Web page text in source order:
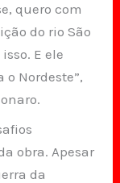
quero com
do rio São
E ele
Nordeste”,
obra. Apesar
da